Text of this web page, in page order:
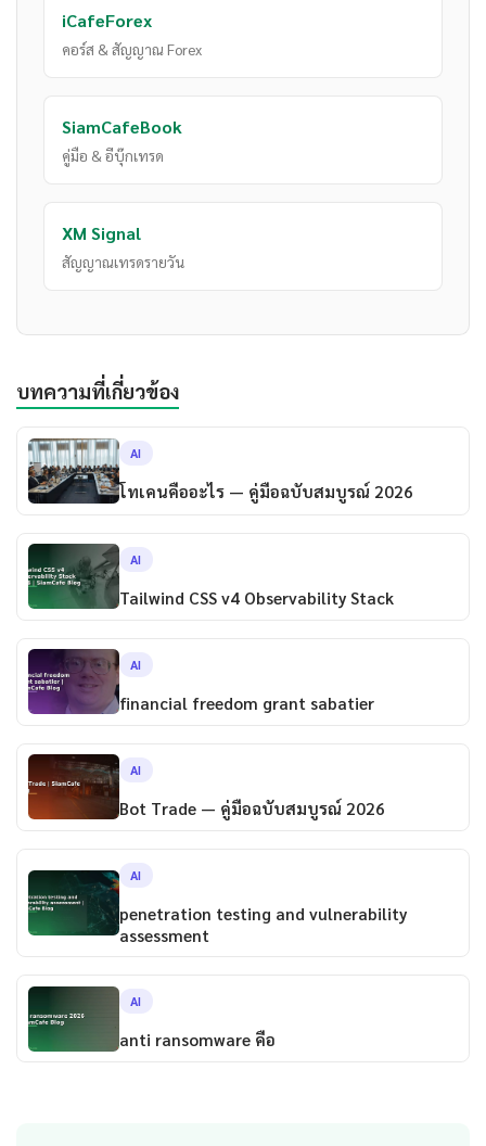
iCafeForex
คอร์ส & สัญญาณ Forex
SiamCafeBook
คู่มือ & อีบุ๊กเทรด
XM Signal
สัญญาณเทรดรายวัน
บทความที่เกี่ยวข้อง
AI
โทเคนคืออะไร — คู่มือฉบับสมบูรณ์ 2026
AI
Tailwind CSS v4 Observability Stack
AI
financial freedom grant sabatier
AI
Bot Trade — คู่มือฉบับสมบูรณ์ 2026
AI
penetration testing and vulnerability
assessment
AI
anti ransomware คือ